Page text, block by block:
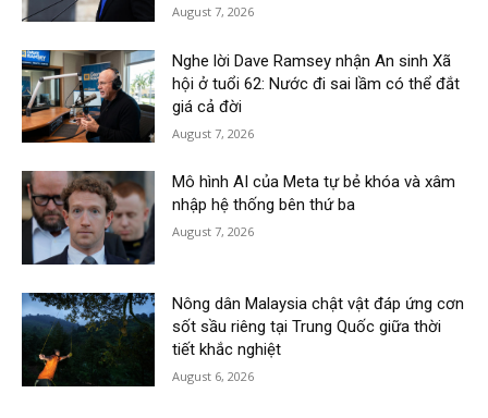
August 7, 2026
Nghe lời Dave Ramsey nhận An sinh Xã
hội ở tuổi 62: Nước đi sai lầm có thể đắt
giá cả đời
August 7, 2026
Mô hình AI của Meta tự bẻ khóa và xâm
nhập hệ thống bên thứ ba
August 7, 2026
Nông dân Malaysia chật vật đáp ứng cơn
sốt sầu riêng tại Trung Quốc giữa thời
tiết khắc nghiệt
August 6, 2026